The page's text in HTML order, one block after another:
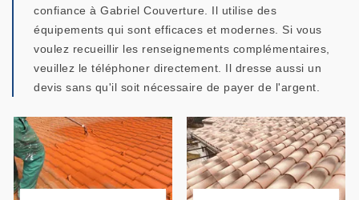
confiance à Gabriel Couverture. Il utilise des
équipements qui sont efficaces et modernes. Si vous
voulez recueillir les renseignements complémentaires,
veuillez le téléphoner directement. Il dresse aussi un
devis sans qu'il soit nécessaire de payer de l'argent.